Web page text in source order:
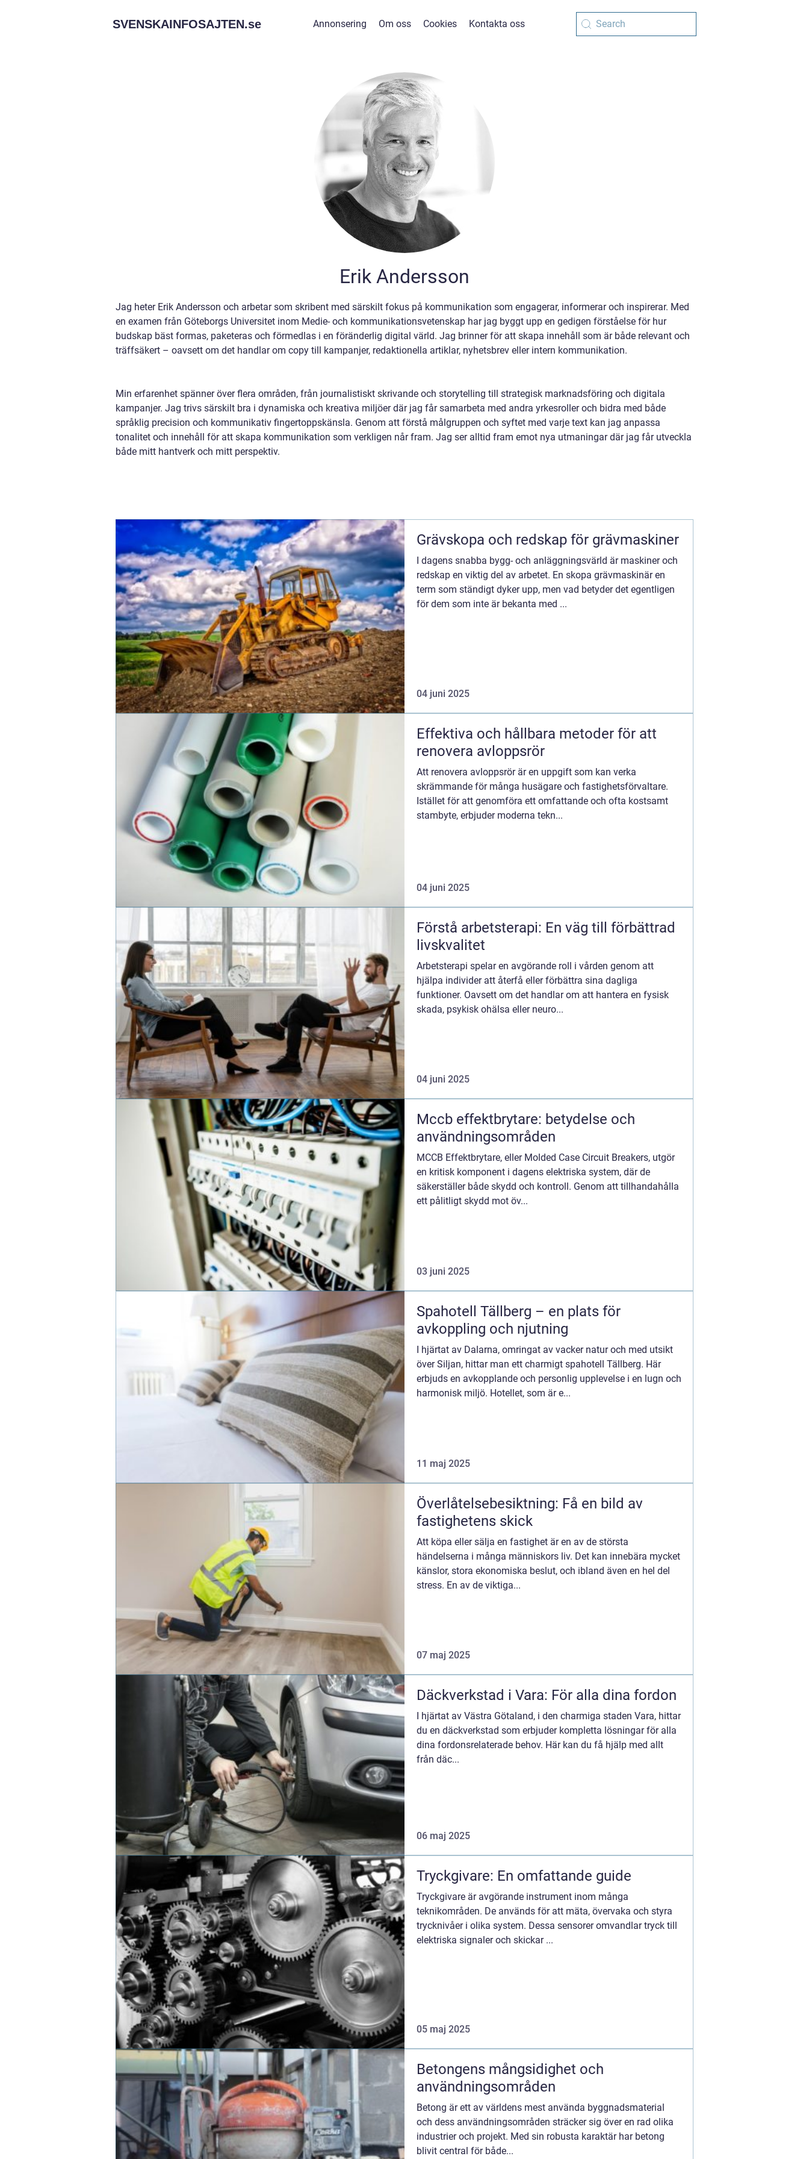
SVENSKAINFOSAJTEN.se Annonsering Om oss Cookies Kontakta oss
Erik Andersson
Jag heter Erik Andersson och arbetar som skribent med särskilt fokus på kommunikation som engagerar, informerar och inspirerar. Med
en examen från Göteborgs Universitet inom Medie- och kommunikationsvetenskap har jag byggt upp en gedigen förståelse för hur
budskap bäst formas, paketeras och förmedlas i en föränderlig digital värld. Jag brinner för att skapa innehåll som är både relevant och
träffsäkert – oavsett om det handlar om copy till kampanjer, redaktionella artiklar, nyhetsbrev eller intern kommunikation.
Min erfarenhet spänner över flera områden, från journalistiskt skrivande och storytelling till strategisk marknadsföring och digitala
kampanjer. Jag trivs särskilt bra i dynamiska och kreativa miljöer där jag får samarbeta med andra yrkesroller och bidra med både
språklig precision och kommunikativ fingertoppskänsla. Genom att förstå målgruppen och syftet med varje text kan jag anpassa
tonalitet och innehåll för att skapa kommunikation som verkligen når fram. Jag ser alltid fram emot nya utmaningar där jag får utveckla
både mitt hantverk och mitt perspektiv.
Grävskopa och redskap för grävmaskiner
I dagens snabba bygg- och anläggningsvärld är maskiner och
redskap en viktig del av arbetet. En skopa grävmaskinär en
term som ständigt dyker upp, men vad betyder det egentligen
för dem som inte är bekanta med ...
04 juni 2025
Effektiva och hållbara metoder för att
renovera avloppsrör
Att renovera avloppsrör är en uppgift som kan verka
skrämmande för många husägare och fastighetsförvaltare.
Istället för att genomföra ett omfattande och ofta kostsamt
stambyte, erbjuder moderna tekn...
04 juni 2025
Förstå arbetsterapi: En väg till förbättrad
livskvalitet
Arbetsterapi spelar en avgörande roll i vården genom att
hjälpa individer att återfå eller förbättra sina dagliga
funktioner. Oavsett om det handlar om att hantera en fysisk
skada, psykisk ohälsa eller neuro...
04 juni 2025
Mccb effektbrytare: betydelse och
användningsområden
MCCB Effektbrytare, eller Molded Case Circuit Breakers, utgör
en kritisk komponent i dagens elektriska system, där de
säkerställer både skydd och kontroll. Genom att tillhandahålla
ett pålitligt skydd mot öv...
03 juni 2025
Spahotell Tällberg – en plats för
avkoppling och njutning
I hjärtat av Dalarna, omringat av vacker natur och med utsikt
över Siljan, hittar man ett charmigt spahotell Tällberg. Här
erbjuds en avkopplande och personlig upplevelse i en lugn och
harmonisk miljö. Hotellet, som är e...
11 maj 2025
Överlåtelsebesiktning: Få en bild av
fastighetens skick
Att köpa eller sälja en fastighet är en av de största
händelserna i många människors liv. Det kan innebära mycket
känslor, stora ekonomiska beslut, och ibland även en hel del
stress. En av de viktiga...
07 maj 2025
Däckverkstad i Vara: För alla dina fordon
I hjärtat av Västra Götaland, i den charmiga staden Vara, hittar
du en däckverkstad som erbjuder kompletta lösningar för alla
dina fordonsrelaterade behov. Här kan du få hjälp med allt
från däc...
06 maj 2025
Tryckgivare: En omfattande guide
Tryckgivare är avgörande instrument inom många
teknikområden. De används för att mäta, övervaka och styra
trycknivåer i olika system. Dessa sensorer omvandlar tryck till
elektriska signaler och skickar ...
05 maj 2025
Betongens mångsidighet och
användningsområden
Betong är ett av världens mest använda byggnadsmaterial
och dess användningsområden sträcker sig över en rad olika
industrier och projekt. Med sin robusta karaktär har betong
blivit central för både...